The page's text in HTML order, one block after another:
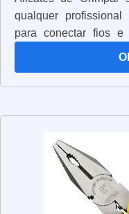
qualquer
para conectar fios e
para garantir uma
enquanto são
precisão. Além
conectados de forma
uma ferramenta
conectar cabos de
também são úteis